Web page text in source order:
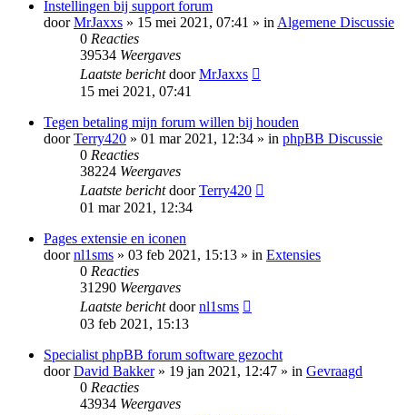
Instellingen bij support forum
doorMrJaxxs » 15 mei 2021, 07:41 » inAlgemene Discussie
0 Reacties
39534 Weergaves
Laatste berichtdoorMrJaxxs
15 mei 2021, 07:41
Tegen betaling mijn forum willen bij houden
doorTerry420 » 01 mar 2021, 12:34 » in phpBB Discussie
0 Reacties
38224 Weergaves
Laatste berichtdoorTerry420
01 mar 2021, 12:34
Pages extensie en iconen
doornl1sms » 03 feb 2021, 15:13 » in Extensies
0 Reacties
31290 Weergaves
Laatste berichtdoornl1sms
03 feb 2021, 15:13
Specialist phpBB forum software gezocht
doorDavid Bakker» 19 jan 2021, 12:47 » in Gevraagd
0 Reacties
43934 Weergaves